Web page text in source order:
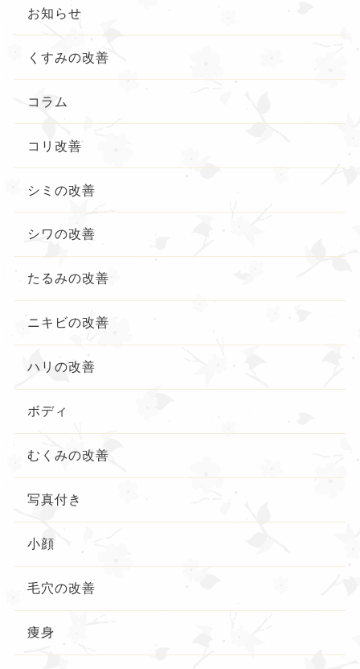
お知らせ
くすみの改善
コラム
コリ改善
シミの改善
シワの改善
たるみの改善
ニキビの改善
ハリの改善
ボディ
むくみの改善
写真付き
小顔
毛穴の改善
痩身